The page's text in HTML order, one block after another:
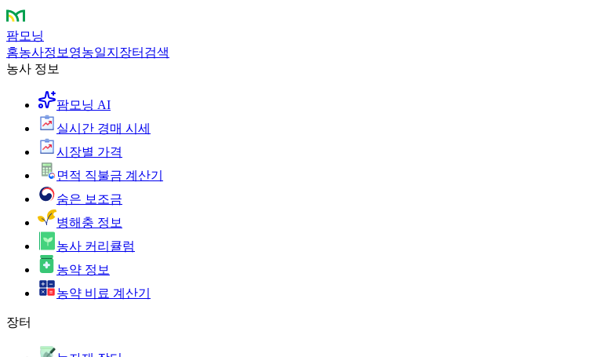
팜모닝
홈농사정보 영농일지 장터 검색
농사 정보
팜모닝 AI
실시간 경매 시세
시장별 가격
면적 직불금 계산기
숨은 보조금
병해충 정보
농사 커리큘럼
농약 정보
농약 비료 계산기
장터